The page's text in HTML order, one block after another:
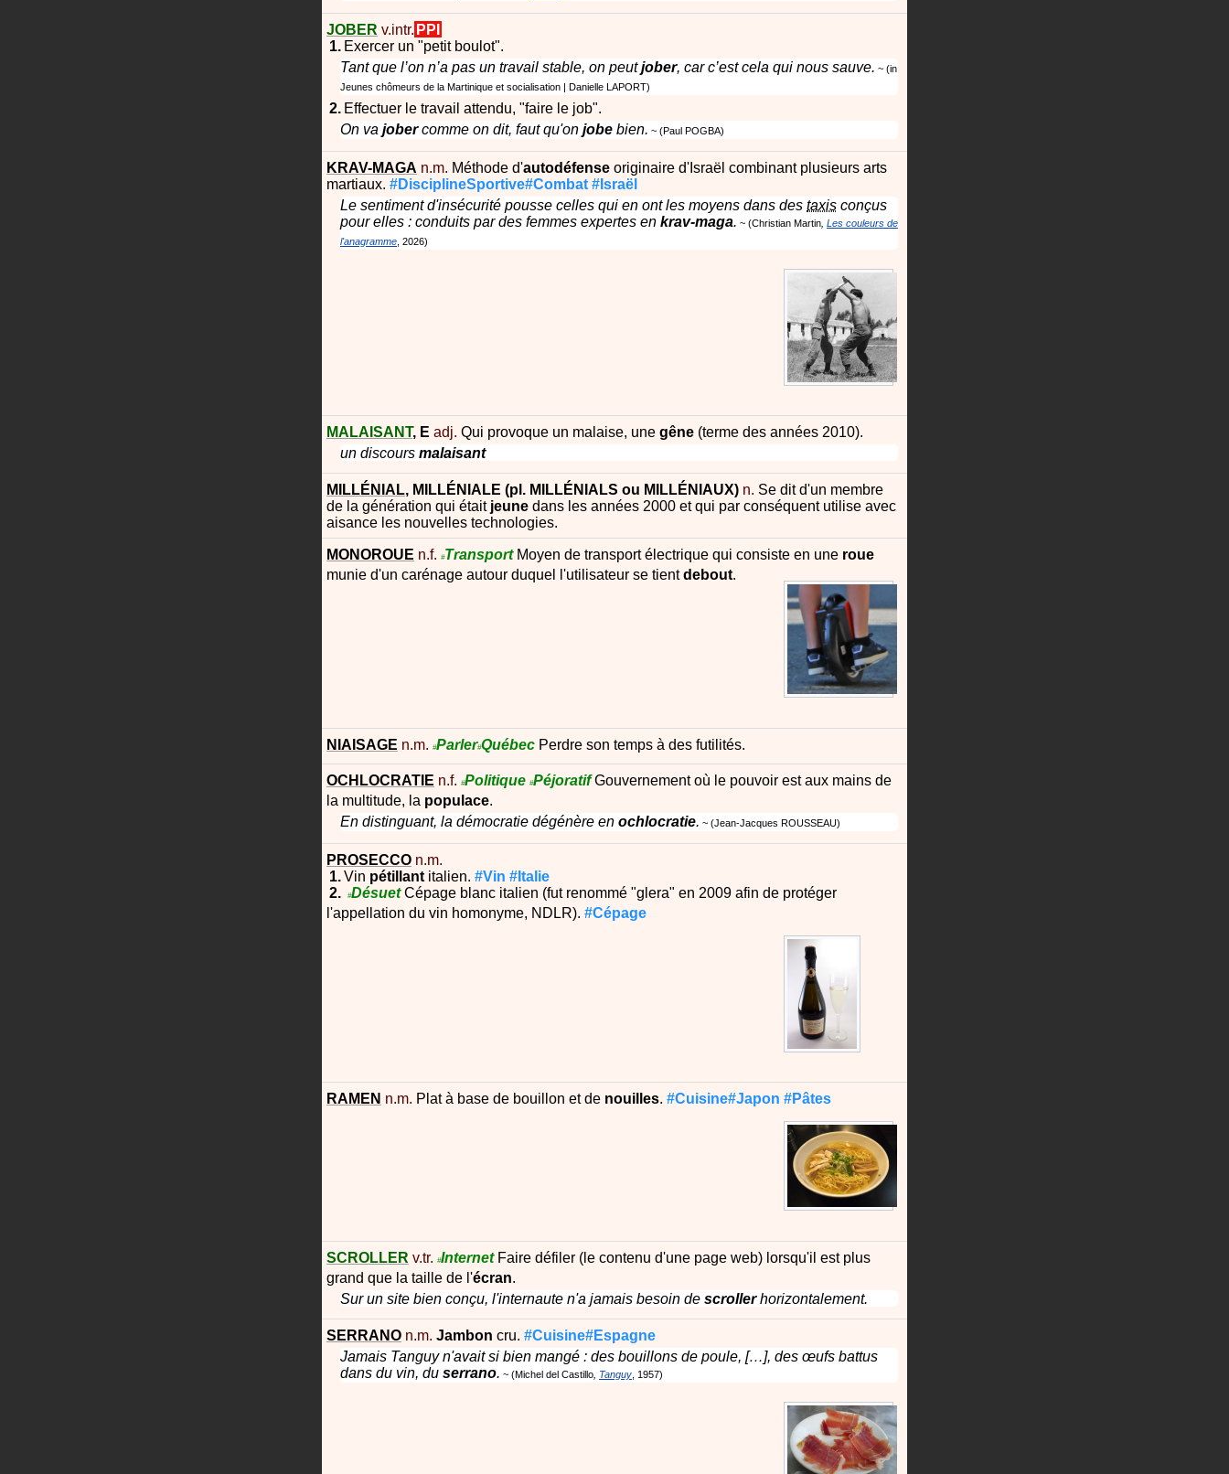
JOBER v.intr. PPI
Exercer un "petit boulot".
Tant que l’on n’a pas un travail stable, on peutjober, car c’est cela qui nous sauve.
in
Jeunes chômeurs de la Martinique et socialisation | Danielle LAPORT
Effectuer le travail attendu, "faire le job".
On va jobercomme on dit, faut qu'on jobe bien. Paul POGBA
KRAV-MAGA n.m. Méthode d'autodéfense originaire d'Israël combinant plusieurs arts
martiaux. #DisciplineSportive#Combat #Israël
Le sentiment d'insécurité pousse celles qui en ont les moyens dans des taxis conçus
pour elles : conduits par des femmes expertes en krav-maga Christian Martin Les couleurs de
l'anagramme 2026
MALAISANT, E adj. Qui provoque un malaise, une gêne (terme des années 2010).
un discours malaisant
MILLÉNIAL, MILLÉNIALE (pl. MILLÉNIALS ou MILLÉNIAUX) n. Se dit d'un membre
de la génération qui était jeune dans les années 2000 et qui par conséquent utilise avec
aisance les nouvelles technologies.
MONOROUE n.f. #Transport Moyen de transport électrique qui consiste en une roue
munie d'un carénage autour duquel l'utilisateur se tientdebout.
NIAISAGE n.m. #Parler#Québec Perdre son temps à des futilités.
OCHLOCRATIE n.f. #Politique #Péjoratif Gouvernement où le pouvoir est aux mains de
la multitude, la populace
En distinguant, la démocratie dégénère en ochlocratie Jean-Jacques ROUSSEAU
PROSECCO n.m.
Vin pétillant italien. #Vin #Italie
#Désuet Cépage blanc italien (fut renommé "glera" en 2009 afin de protéger
l'appellation du vin homonyme, NDLR). #Cépage
RAMEN n.m. Plat à base de bouillon et de nouilles. #Cuisine#Japon #Pâtes
SCROLLER v.tr. #Internet Faire défiler (le contenu d'une page web) lorsqu'il est plus
grand que la taille de l'écran
Sur un site bien conçu, l'internaute n'a jamais besoin de scrollerhorizontalement.
SERRANO n.m. Jambon cru. #Cuisine#Espagne
Jamais Tanguy n'avait si bien mangé : des bouillons de poule, […], des œufs battus
dans du vin, du serrano Michel del Castillo Tanguy 1957